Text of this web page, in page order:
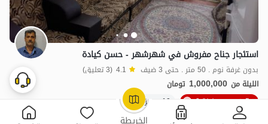
الخريطة OpenStreetMap
استئجار جناح مفروش في شهرشهر - حسن كيادة
بدون غرفة نوم . 50 متر . حتى 3 ضيف 4.1 (3 تعليق)
الليلة من 1,000,000 تومان
5٪ خصم من ليلة 3
10+ حجز ناجح